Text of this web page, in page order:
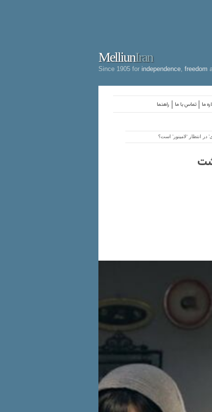
MelliunIran
Since 1905 for independence freedom
راهنما تماس با ما ما
انتظار ‘لامینور’ است؟